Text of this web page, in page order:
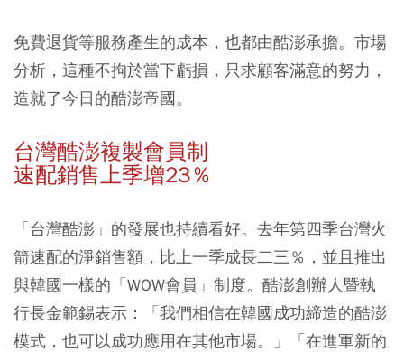
免費退貨等服務產生的成本，也都由酷澎承擔。市場
分析，這種不拘於當下虧損，只求顧客滿意的努力，
造就了今日的酷澎帝國。
台灣酷澎複製會員制
速配銷售上季增23％
「台灣酷澎」的發展也持續看好。去年第四季台灣火
箭速配的淨銷售額，比上一季成長二三％，並且推出
與韓國一樣的「WOW會員」制度。酷澎創辦人暨執
行長金範錫表示：「我們相信在韓國成功締造的酷澎
模式，也可以成功應用在其他市場。」「在進軍新的